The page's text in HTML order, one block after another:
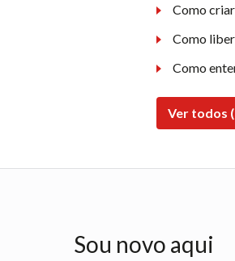
Como
Como
Como
Ver todos
Sou novo aqui